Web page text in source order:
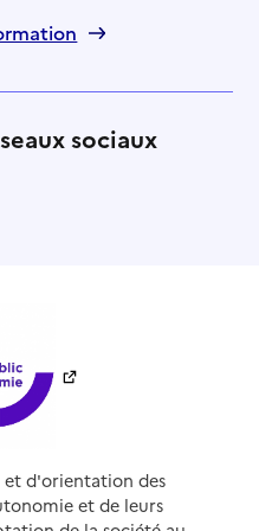
sociaux
d'orientation des
et de leurs